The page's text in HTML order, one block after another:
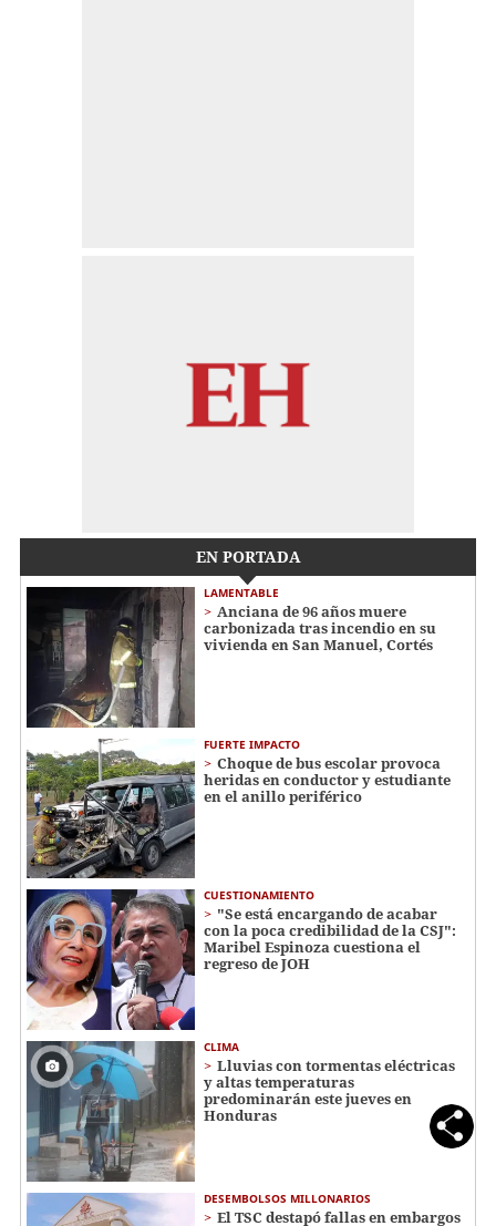
EN PORTADA
LAMENTABLE
Anciana de 96 años muere
carbonizada tras incendio en su
vivienda en San Manuel, Cortés
FUERTE IMPACTO
Choque de bus escolar provoca
heridas en conductor y estudiante
en el anillo periférico
CUESTIONAMIENTO
"Se está encargando de acabar
con la poca credibilidad de la CSJ":
Maribel Espinoza cuestiona el
regreso de JOH
CLIMA
Lluvias con tormentas eléctricas
y altas temperaturas
predominarán este jueves en
Honduras
DESEMBOLSOS MILLONARIOS
El TSC destapó fallas en embargos